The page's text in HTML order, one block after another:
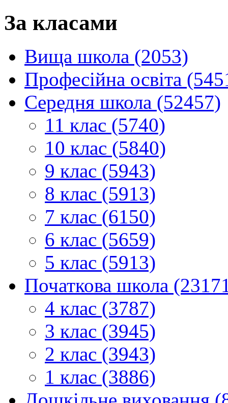
За класами
Вища школа (2053)
Професійна освіта
Середня школа (52457)
11 клас (5740)
10 клас (5840)
9 клас (5943)
8 клас (5913)
7 клас (6150)
6 клас (5659)
5 клас (5913)
Початкова школа
4 клас (3787)
3 клас (3945)
2 клас (3943)
1 клас (3886)